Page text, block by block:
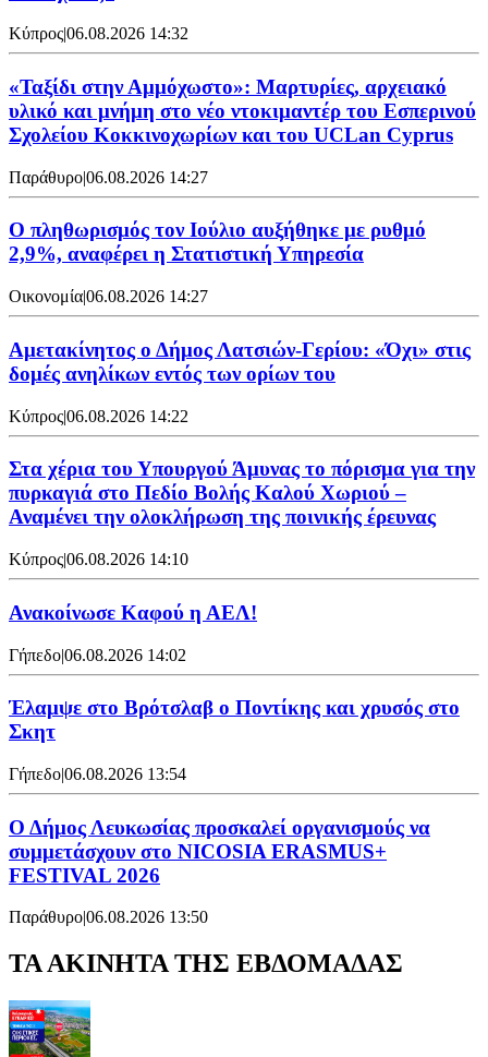
Κύπρος|06.08.2026 14:32
«Ταξίδι στην Αμμόχωστο»: Μαρτυρίες, αρχειακό
υλικό και μνήμη στο νέο ντοκιμαντέρ του Εσπερινού
Σχολείου Κοκκινοχωρίων και του UCLan Cyprus
Παράθυρο|06.08.2026 14:27
Ο πληθωρισμός τον Ιούλιο αυξήθηκε με ρυθμό
2,9%, αναφέρει η Στατιστική Υπηρεσία
Οικονομία|06.08.2026 14:27
Αμετακίνητος ο Δήμος Λατσιών-Γερίου: «Όχι» στις
δομές ανηλίκων εντός των ορίων του
Κύπρος|06.08.2026 14:22
Στα χέρια του Υπουργού Άμυνας το πόρισμα για την
πυρκαγιά στο Πεδίο Βολής Καλού Χωριού –
Αναμένει την ολοκλήρωση της ποινικής έρευνας
Κύπρος|06.08.2026 14:10
Ανακοίνωσε Καφού η ΑΕΛ!
Γήπεδο|06.08.2026 14:02
Έλαμψε στο Βρότσλαβ ο Ποντίκης και χρυσός στο
Σκητ
Γήπεδο|06.08.2026 13:54
Ο Δήμος Λευκωσίας προσκαλεί οργανισμούς να
συμμετάσχουν στο NICOSIA ERASMUS+
FESTIVAL 2026
Παράθυρο|06.08.2026 13:50
ΤΑ ΑΚΙΝΗΤΑ ΤΗΣ ΕΒΔΟΜΑΔΑΣ